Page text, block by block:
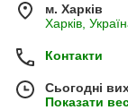
м. Харків
Харків,
Контакти
Сьогодні
Показати